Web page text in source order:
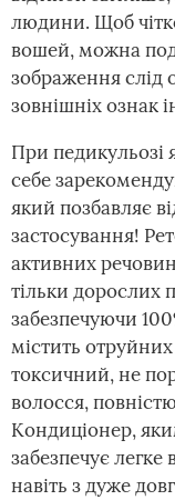
людини. Щоб
вошей, можна
зображення слід
зовнішніх ознак
При педикульозі
себе
який позбавляє
застосування!
активних
тільки дорослих
забезпечуючи
містить
токсичний, не
волосся,
Кондиціонер,
забезпечує
навіть з дуже